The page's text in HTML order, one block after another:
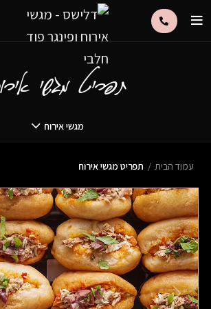
תפריט מגשי
מגשי אירוח
עמוד הבית תפריט מגשי אירוח
NEXT